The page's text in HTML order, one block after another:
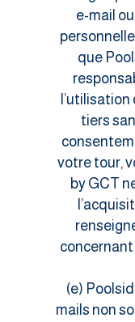
e-mail
que
tiers
votre tour,
by GCT
(e)
mails non